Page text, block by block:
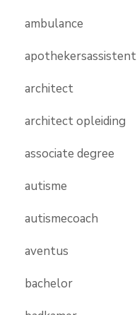
ambulance
apothekersassistent
architect
architect opleiding
associate degree
autisme
autismecoach
aventus
bachelor